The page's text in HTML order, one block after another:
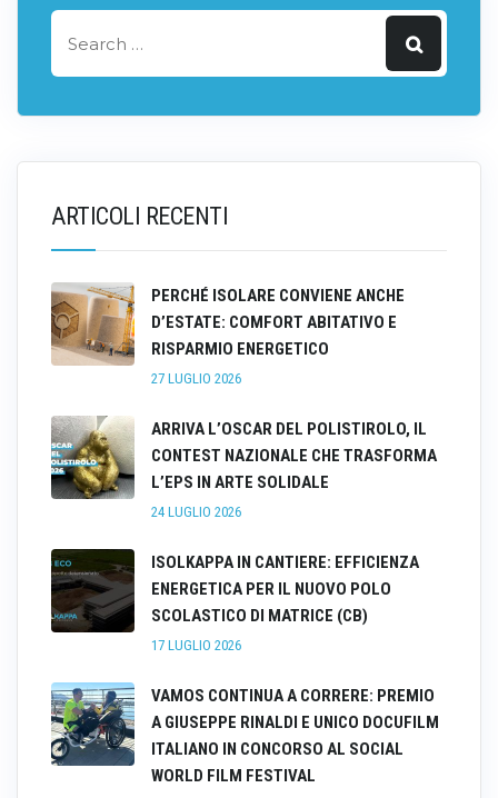
ARTICOLI RECENTI
PERCHÉ ISOLARE CONVIENE ANCHE
D’ESTATE: COMFORT ABITATIVO E
RISPARMIO ENERGETICO
27 LUGLIO 2026
ARRIVA L’OSCAR DEL POLISTIROLO, IL
CONTEST NAZIONALE CHE TRASFORMA
L’EPS IN ARTE SOLIDALE
24 LUGLIO 2026
ISOLKAPPA IN CANTIERE: EFFICIENZA
ENERGETICA PER IL NUOVO POLO
SCOLASTICO DI MATRICE (CB)
17 LUGLIO 2026
VAMOS CONTINUA A CORRERE: PREMIO
A GIUSEPPE RINALDI E UNICO DOCUFILM
ITALIANO IN CONCORSO AL SOCIAL
WORLD FILM FESTIVAL